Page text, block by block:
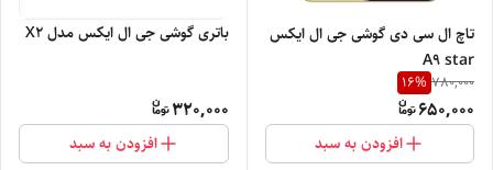
تاچ ال سی دی گوشی جی ال ایکس
A9 star
780,000
16%
650,000
افزودن به سبد
باتری گوشی جی ال ایکس مدل X2
320,000
افزودن به سبد